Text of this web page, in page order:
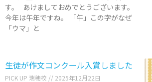
す。 あけましておめでとうございます。
今年は午年ですね。 「午」この字がなぜ
「ウマ」と
生徒が作文コンクール入賞しました
PICK UP 瑞穂校 2025年12月22日